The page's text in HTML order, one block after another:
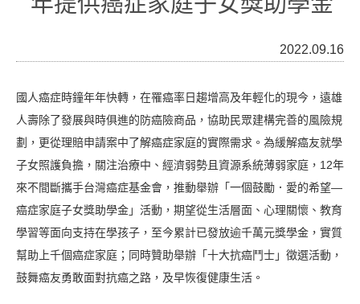
2022.09.16
國人癌症時鐘年年快轉，在罹癌率日趨增高及年輕化的現今，遠雄
人壽除了發展與時俱進的防癌險商品，協助民眾建構完善的風險規
劃，更從理賠申請案中了解癌症家庭的實際需求。為緩解癌友就學
子女照護負擔，關注治療中、經濟弱勢且資源系統薄弱家庭，12年
來不間斷攜手台灣癌症基金會，推動舉辦「一個鼓勵．愛的希望—
癌症家庭子女獎助學金」活動，期望從生活層面、心理關懷、教育
學習等面向支持在學孩子，至今累計已發放逾千萬元獎學金，實質
幫助上千個癌症家庭；同時贊助舉辦「十大抗癌鬥士」徵選活動，
鼓舞癌友勇敢面對抗癌之路，及早恢復健康生活。